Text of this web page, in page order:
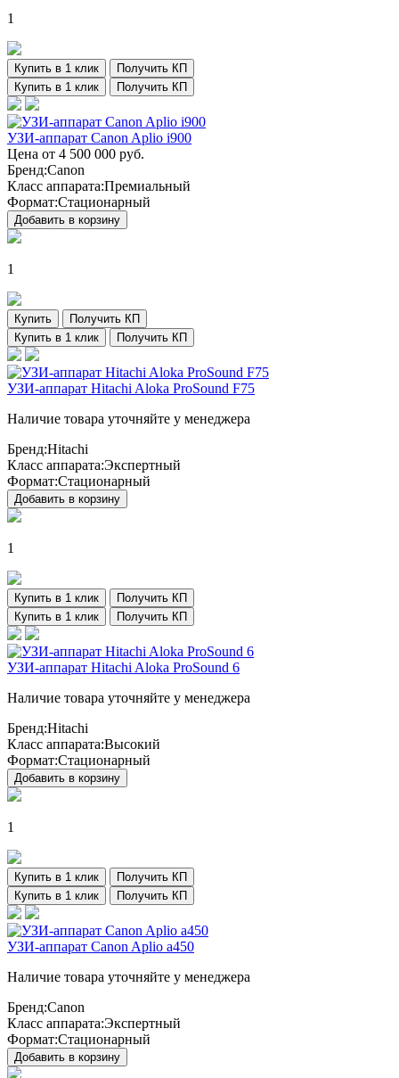
1
Купить в 1 клик
Получить КП
Купить в 1 клик
Получить КП
УЗИ-аппарат Canon Aplio i900
Цена от 4 500 000 руб.
Бренд:Canon
Класс аппарата:Премиальный
Формат:Стационарный
Добавить в корзину
1
Купить
Получить КП
Купить в 1 клик
Получить КП
УЗИ-аппарат Hitachi Aloka ProSound F75
Наличие товара уточняйте у менеджера
Бренд:Hitachi
Класс аппарата:Экспертный
Формат:Стационарный
Добавить в корзину
1
Купить в 1 клик
Получить КП
Купить в 1 клик
Получить КП
УЗИ-аппарат Hitachi Aloka ProSound 6
Наличие товара уточняйте у менеджера
Бренд:Hitachi
Класс аппарата:Высокий
Формат:Стационарный
Добавить в корзину
1
Купить в 1 клик
Получить КП
Купить в 1 клик
Получить КП
УЗИ-аппарат Canon Aplio a450
Наличие товара уточняйте у менеджера
Бренд:Canon
Класс аппарата:Экспертный
Формат:Стационарный
Добавить в корзину